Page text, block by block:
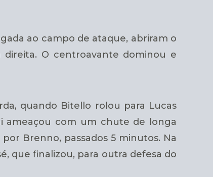
ao campo de ataque, abriram o
direita. O centroavante dominou e
quando Bitello rolou para Lucas
ameaçou com um chute de longa
Brenno, passados 5 minutos. Na
que finalizou, para outra defesa do